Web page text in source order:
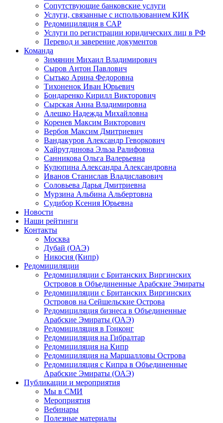
Сопутствующие банковские услуги
Услуги, связанные с использованием КИК
Редомициляция в САР
Услуги по регистрации юридических лиц в РФ
Перевод и заверение документов
Команда
Зимянин Михаил Владимирович
Сыров Антон Павлович
Сытько Арина Федоровна
Тихоненок Иван Юрьевич
Бондаренко Кирилл Викторович
Сырская Анна Владимировна
Алешко Надежда Михайловна
Коренев Максим Викторович
Вербов Максим Дмитриевич
Вандакуров Александр Геворкович
Хайрутдинова Эльза Ралифовна
Санникова Ольга Валерьевна
Кулюпина Александра Александровна
Иванов Станислав Владиславович
Соловьева Дарья Дмитриевна
Мурзина Альбина Альбертовна
Судибор Ксения Юрьевна
Новости
Наши рейтинги
Контакты
Москва
Дубай (ОАЭ)
Никосия (Кипр)
Редомициляции
Редомициляции с Британских Виргинских
Островов в Объединенные Арабские Эмираты
Редомициляции с Британских Виргинских
Островов на Сейшельские Острова
Редомициляция бизнеса в Объединенные
Арабские Эмираты (ОАЭ)
Редомициляция в Гонконг
Редомициляция на Гибралтар
Редомициляция на Кипр
Редомициляция на Маршалловы Острова
Редомициляция с Кипра в Объединенные
Арабские Эмираты (ОАЭ)
Публикации и мероприятия
Мы в СМИ
Мероприятия
Вебинары
Полезные материалы